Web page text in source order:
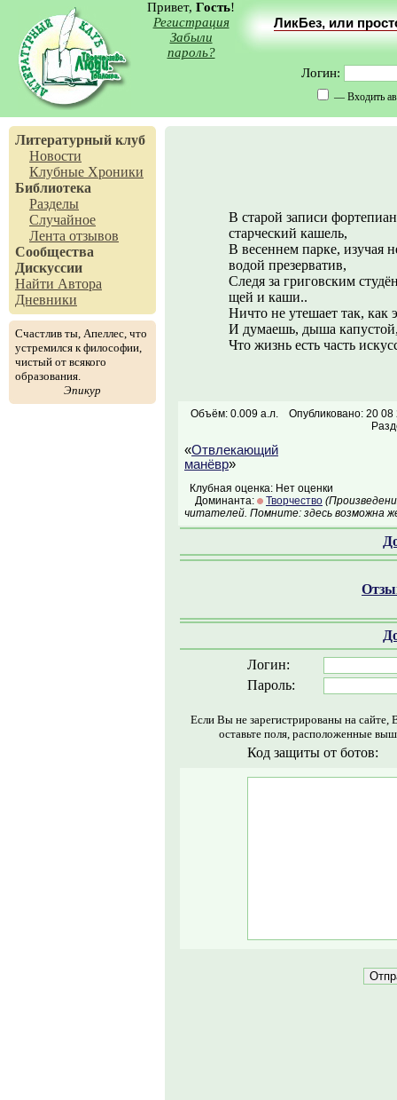
Привет, Гость!
Регистрация
Забыли
пароль?
ЛикБез, или
Логин:
— Входить
Литературный клуб
Новости
Клубные Хроники
Библиотека
Разделы
Случайное
Лента отзывов
Сообщества
Дискуссии
Найти Автора
Дневники
Счастлив ты, Апеллес, что
устремился к философии,
чистый от всякого
образования.
Эпикур
В старой записи
старческий кашель,
В весеннем парке, изучая
водой презерватив,
Следя за григовским
щей и каши..
Ничто не утешает так, как
И думаешь, дыша
Что жизнь есть часть
Объём: 0.009 а.л.
Опубликовано: 20 08
«Отвлекающий
манёвр»
Клубная оценка: Нет оценки
Доминанта:
Творчество
читателей. Помните: здесь возможна
Логин:
Пароль:
Если Вы не зарегистрированы на
оставьте поля, расположенные
Код защиты от ботов: